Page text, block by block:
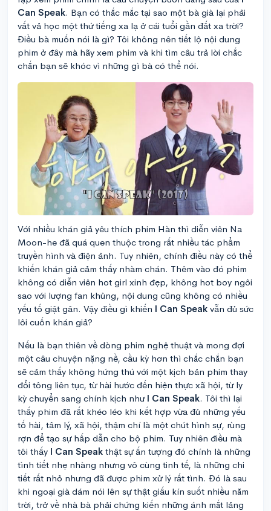
Can Speak. Bạn có thắc mắc tại sao một bà già lại phải
vất vả học một thứ tiếng xa lạ ở cái tuổi gần đất xa trời?
Điều bà muốn nói là gì? Tôi không nên tiết lộ nội dung
phim ở đây mà hãy xem phim và khi tìm câu trả lời chắc
chắn bạn sẽ khóc vì những gì bà có thể nói.
Với nhiều khán giả yêu thích phim Hàn thì diễn viên Na
Moon-he đã quá quen thuộc trong rất nhiều tác phẩm
truyền hình và điện ảnh. Tuy nhiên, chính điều này có thể
khiến khán giả cảm thấy nhàm chán. Thêm vào đó phim
không có diễn viên hot girl xinh đẹp, không hot boy ngôi
sao với lượng fan khủng, nội dung cũng không có nhiều
yếu tố giật gân. Vậy điều gì khiến I Can Speak vẫn đủ sức
lôi cuốn khán giả?
Nếu là bạn thiên về dòng phim nghệ thuật và mong đợi
một câu chuyện nặng nề, cầu kỳ hơn thì chắc chắn bạn
sẽ cảm thấy không hứng thú với một kịch bản phim thay
đổi tông liên tục, từ hài hước đến hiện thực xã hội, từ ly
kỳ chuyển sang chính kịch nhưI Can Speak. Tôi thì lại
thấy phim đã rất khéo léo khi kết hợp vừa đủ những yếu
tố hài, tâm lý, xã hội, thậm chí là một chút hình sự, rùng
rợn để tạo sự hấp dẫn cho bộ phim. Tuy nhiên điều mà
tôi thấy I Can Speak thật sự ấn tượng đó chính là những
tình tiết nhẹ nhàng nhưng vô cùng tinh tế, là những chi
tiết rất nhỏ nhưng đã được phim xử lý rất tình. Đó là sau
khi ngoại già dám nói lên sự thật giấu kín suốt nhiều năm
trời, trở về nhà bà phải chứng kiến những ánh mắt lảng